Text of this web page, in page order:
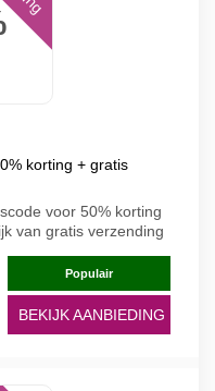
korting + gratis
voor 50% korting
van gratis verzending
Populair
BEKIJK AANBIEDING